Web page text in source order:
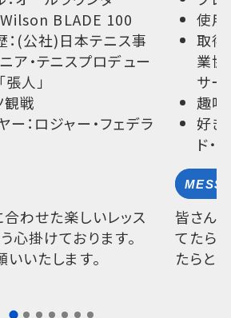
Wilson BLADE 100
：(公社)日本テニス事
ア・テニスプロデュー
張人」
観戦
：ロジャー・フェデラ
わせた楽しいレッス
心掛けております。
いいたします。
使用
取得
業協
サー
趣味
好き
ド・
皆さん
てたら
たらと